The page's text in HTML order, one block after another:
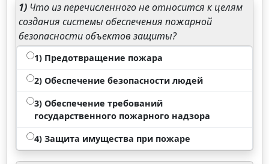
1) Что из перечисленного не относится к целям
создания системы обеспечения пожарной
безопасности объектов защиты?
1) Предотвращение пожара
2) Обеспечение безопасности людей
3) Обеспечение требований
государственного пожарного надзора
4) Защита имущества при пожаре